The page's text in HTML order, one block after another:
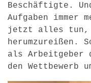
Beschäftigte.
Aufgaben immer
jetzt alles tun,
herumzureißen.
als Arbeitgeber
den Wettbewerb